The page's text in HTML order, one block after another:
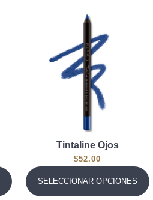
Tintaline Ojos
$52.00
SELECCIONAR OPCIONES